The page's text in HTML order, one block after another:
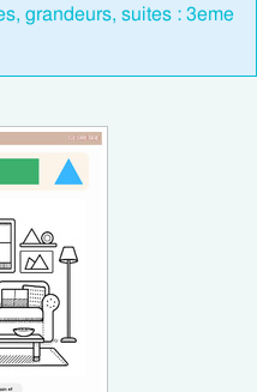
grandeurs, suites : 3eme